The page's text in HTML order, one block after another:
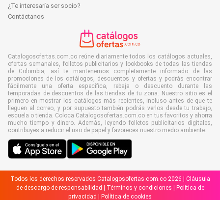
¿Te interesaría ser socio?
Contáctanos
Catalogosofertas.com.co reúne diariamente todos los catálogos actuales,
ofertas semanales, folletos publicitarios y lookbooks de todas las tiendas
de Colombia, así te mantenemos completamente informado de las
promociones de los catálogos, descuentos y ofertas y podrás encontrar
fácilmente una oferta específica, rebaja o descuento durante las
temporadas de descuentos de las tiendas de tu zona. Nuestro sitio es el
primero en mostrar los catálogos más recientes, incluso antes de que te
lleguen al correo, y por supuesto también podrás verlos desde tu trabajo,
escuela o tienda. Coloca Catalogosofertas.com.co en tus favoritos y ahorra
mucho tiempo y dinero. Además, leyendo folletos publicitarios digitales,
contribuyes a reducir el uso de papel y favoreces nuestro medio ambiente.
Todos los derechos reservados Catalogosofertas.com.co 2026 | Cláusula
de descargo de responsabilidad
Términos y condiciones
Política de
privacidad
Política de cookies